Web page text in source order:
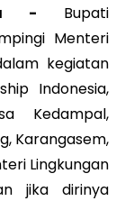
- Bupati
Menteri
kegiatan
Indonesia,
Kedampal,
Karangasem,
Lingkungan
jika dirinya